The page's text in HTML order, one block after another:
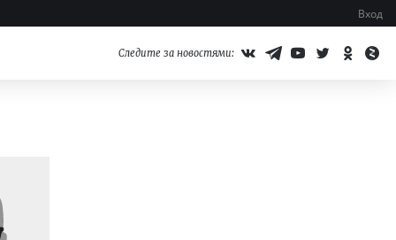
Вход
Следите за новостями: